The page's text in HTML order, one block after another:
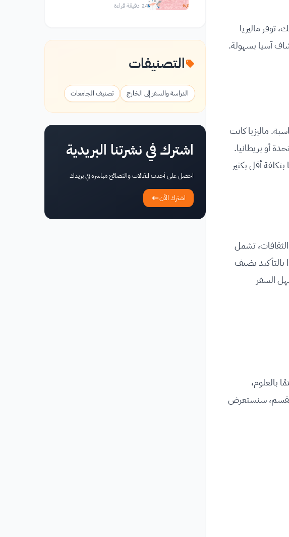
توفر ماليزيا
آسيا بسهولة.
ماليزيا كانت
أو بريطانيا.
أقل بكثير
الثقافات، تشمل
بالتأكيد يضيف
السفر
بالعلوم،
القسم، سنستعرض
24 دقيقة قراءة
التصنيفات
الدراسة والسفر إلى الخارج تصنيف الجامعات
اشترك في نشرتنا البريدية
احصل على أحدث المقالات والنصائح مباشرة في بريدك
اشترك الآن